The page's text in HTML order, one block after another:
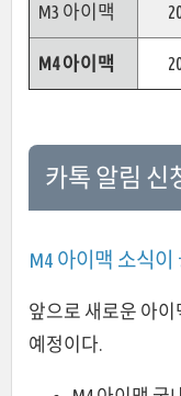
M3 아이맥
M4 아이맥
카톡 알림 신
M4 아이맥 소식이
앞으로 새로운 아
예정이다.